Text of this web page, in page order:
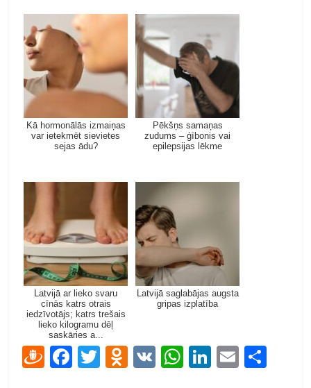
Kā hormonālās izmaiņas
var ietekmēt sievietes
sejas ādu?
Pēkšņs samaņas
zudums – ģībonis vai
epilepsijas lēkme
Latvijā ar lieko svaru
cīnās katrs otrais
iedzīvotājs; katrs trešais
lieko kilogramu dēļ
saskāries a...
Latvijā saglabājas augsta
gripas izplatība
D F T O V W Li E